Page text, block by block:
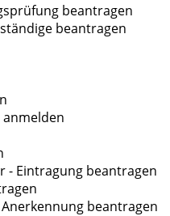
beantragen
beantragen
- Eintragung beantragen
beantragen